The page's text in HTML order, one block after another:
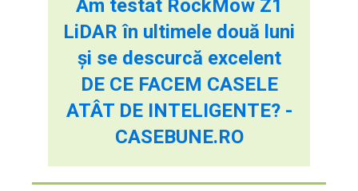
Am testat RockMow Z1
LiDAR în ultimele două luni
și se descurcă excelent
DE CE FACEM CASELE
ATÂT DE INTELIGENTE? -
CASEBUNE.RO